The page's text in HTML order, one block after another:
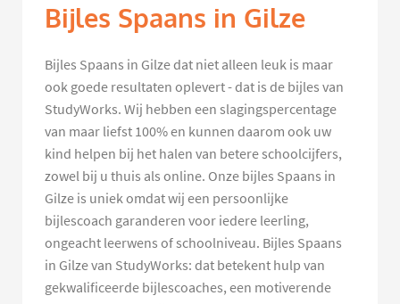
Bijles Spaans in Gilze
Bijles Spaans in Gilze dat niet alleen leuk is maar
ook goede resultaten oplevert - dat is de bijles van
StudyWorks. Wij hebben een slagingspercentage
van maar liefst 100% en kunnen daarom ook uw
kind helpen bij het halen van betere schoolcijfers,
zowel bij u thuis als online. Onze bijles Spaans in
Gilze is uniek omdat wij een persoonlijke
bijlescoach garanderen voor iedere leerling,
ongeacht leerwens of schoolniveau. Bijles Spaans
in Gilze van StudyWorks: dat betekent hulp van
gekwalificeerde bijlescoaches, een motiverende